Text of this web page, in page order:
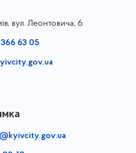
вул. Леонтовича, 6
63 05